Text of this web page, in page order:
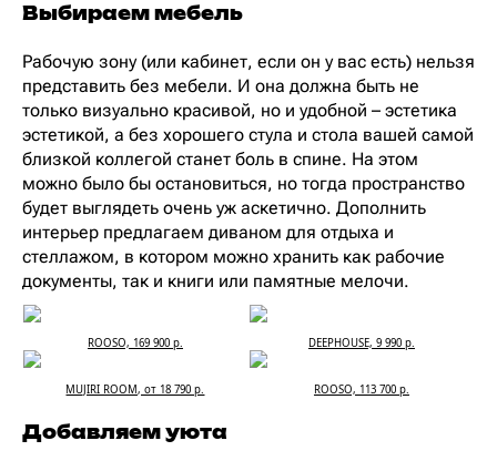
Выбираем мебель
Рабочую зону (или кабинет, если он у вас есть) нельзя
представить без мебели. И она должна быть не
только визуально красивой, но и удобной – эстетика
эстетикой, а без хорошего стула и стола вашей самой
близкой коллегой станет боль в спине. На этом
можно было бы остановиться, но тогда пространство
будет выглядеть очень уж аскетично. Дополнить
интерьер предлагаем диваном для отдыха и
стеллажом, в котором можно хранить как рабочие
документы, так и книги или памятные мелочи.
ROOSO, 169 900 р. DEEPHOUSE, 9 990 р.
MUJIRI ROOM, от 18 790 р. ROOSO, 113 700 р.
Добавляем уюта